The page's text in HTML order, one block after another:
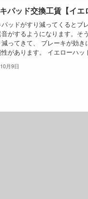
パッド交換工賃【イエ
ッドがすり減ってくるとブ
がするようになります。そ
減ってきて、 ブレーキが効
があります。 イエローハ
月9日